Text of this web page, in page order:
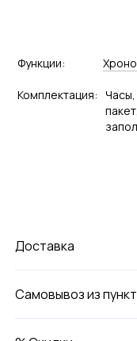
Функции:
Комплектация:
Доставка
Самовывоз из